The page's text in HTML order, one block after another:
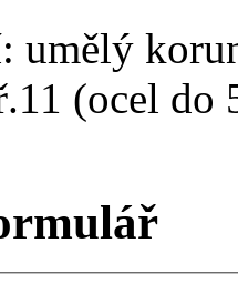
umělý
(ocel do